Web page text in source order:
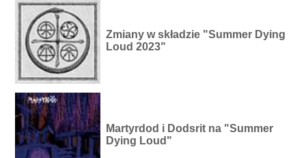
Zmiany w składzie "Summer Dying
Loud 2023"
Martyrdod i Dodsrit na "Summer
Dying Loud"